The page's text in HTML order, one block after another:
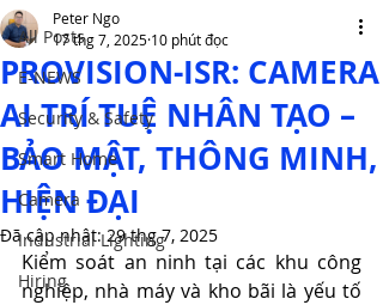
All Posts
E-NEWS
Security & Safety
Smart Home
Camera
Industrial Lighting
Hiring
PROVISION-ISR: CAMERA
AI TRÍ TUỆ NHÂN TẠO –
BẢO MẬT, THÔNG MINH,
HIỆN ĐẠI
Peter Ngo
17 thg 7, 2025 10 phút đọc
Đã cập nhật:29 thg 7, 2025
Kiểm soát an ninh tại các khu công
nghiệp, nhà máy và kho bãi là yếu tố